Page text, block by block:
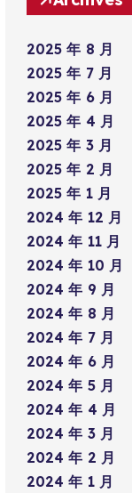
2025 年 8 月
2025 年 7 月
2025 年 6 月
2025 年 4 月
2025 年 3 月
2025 年 2 月
2025 年 1 月
2024 年 12 月
2024 年 11 月
2024 年 10 月
2024 年 9 月
2024 年 8 月
2024 年 7 月
2024 年 6 月
2024 年 5 月
2024 年 4 月
2024 年 3 月
2024 年 2 月
2024 年 1 月